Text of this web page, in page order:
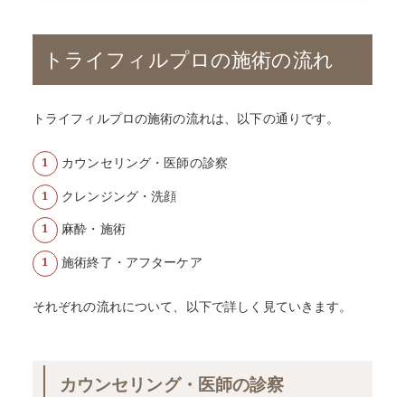
トライフィルプロの施術の流れ
トライフィルプロの施術の流れは、以下の通りです。
カウンセリング・医師の診察
クレンジング・洗顔
麻酔・施術
施術終了・アフターケア
それぞれの流れについて、以下で詳しく見ていきます。
カウンセリング・医師の診察